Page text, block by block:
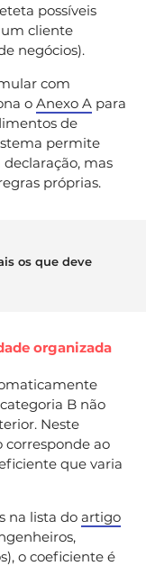
possíveis
cliente
negócios).
com
o Anexo A para
de
permite
mas
próprias.
os que deve
organizada
B não
Neste
ao
que varia
na lista do artigo
o coeficiente é